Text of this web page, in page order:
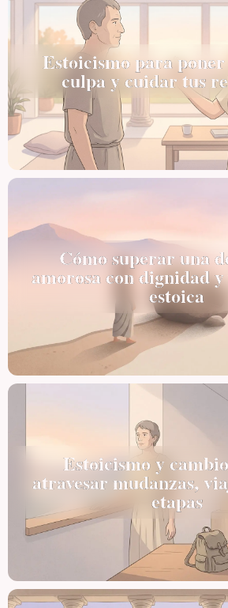
Estoicismo para
culpa y cuidar tus
Cómo superar una
amorosa con dignidad
estoica
Estoicismo y
atravesar mudanzas,
etapas